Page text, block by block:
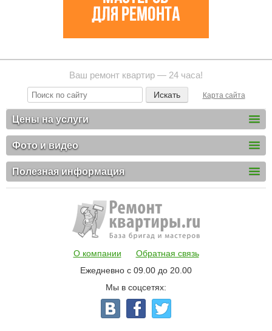
Ваш ремонт квартир — 24 часа!
Карта сайта
Цены на услуги
Фото и видео
Полезная информация
О компании
Обратная связь
Ежедневно с 09.00 до 20.00
Мы в соцсетях: